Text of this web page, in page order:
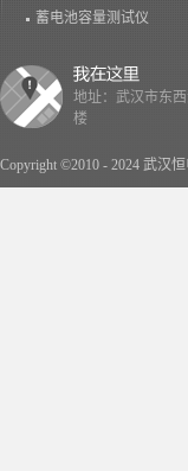
蓄电池容量测试仪
Copyright ©2010 - 2024 武汉
地址：武汉市东
楼